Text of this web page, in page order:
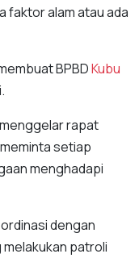
faktor alam atau ada
BPBDKubu
rapat
setiap
menghadapi
dengan
melakukan patroli